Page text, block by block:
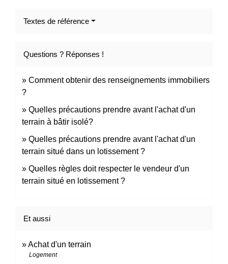
Textes de référence
Questions ? Réponses !
Comment obtenir des renseignements immobiliers
?
Quelles précautions prendre avant l'achat d'un
terrain à bâtir isolé?
Quelles précautions prendre avant l'achat d'un
terrain situé dans un lotissement ?
Quelles règles doit respecter le vendeur d'un
terrain situé en lotissement ?
Et aussi
Achat d'un terrain
Logement